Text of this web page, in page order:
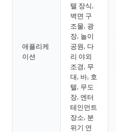
애플리케
이션
텔 장식,
벽면 구
조물, 광
장, 놀이
공원, 다
리 야외
조경, 무
대, 바, 호
텔, 무도
장, 엔터
테인먼트
장소, 분
위기 연